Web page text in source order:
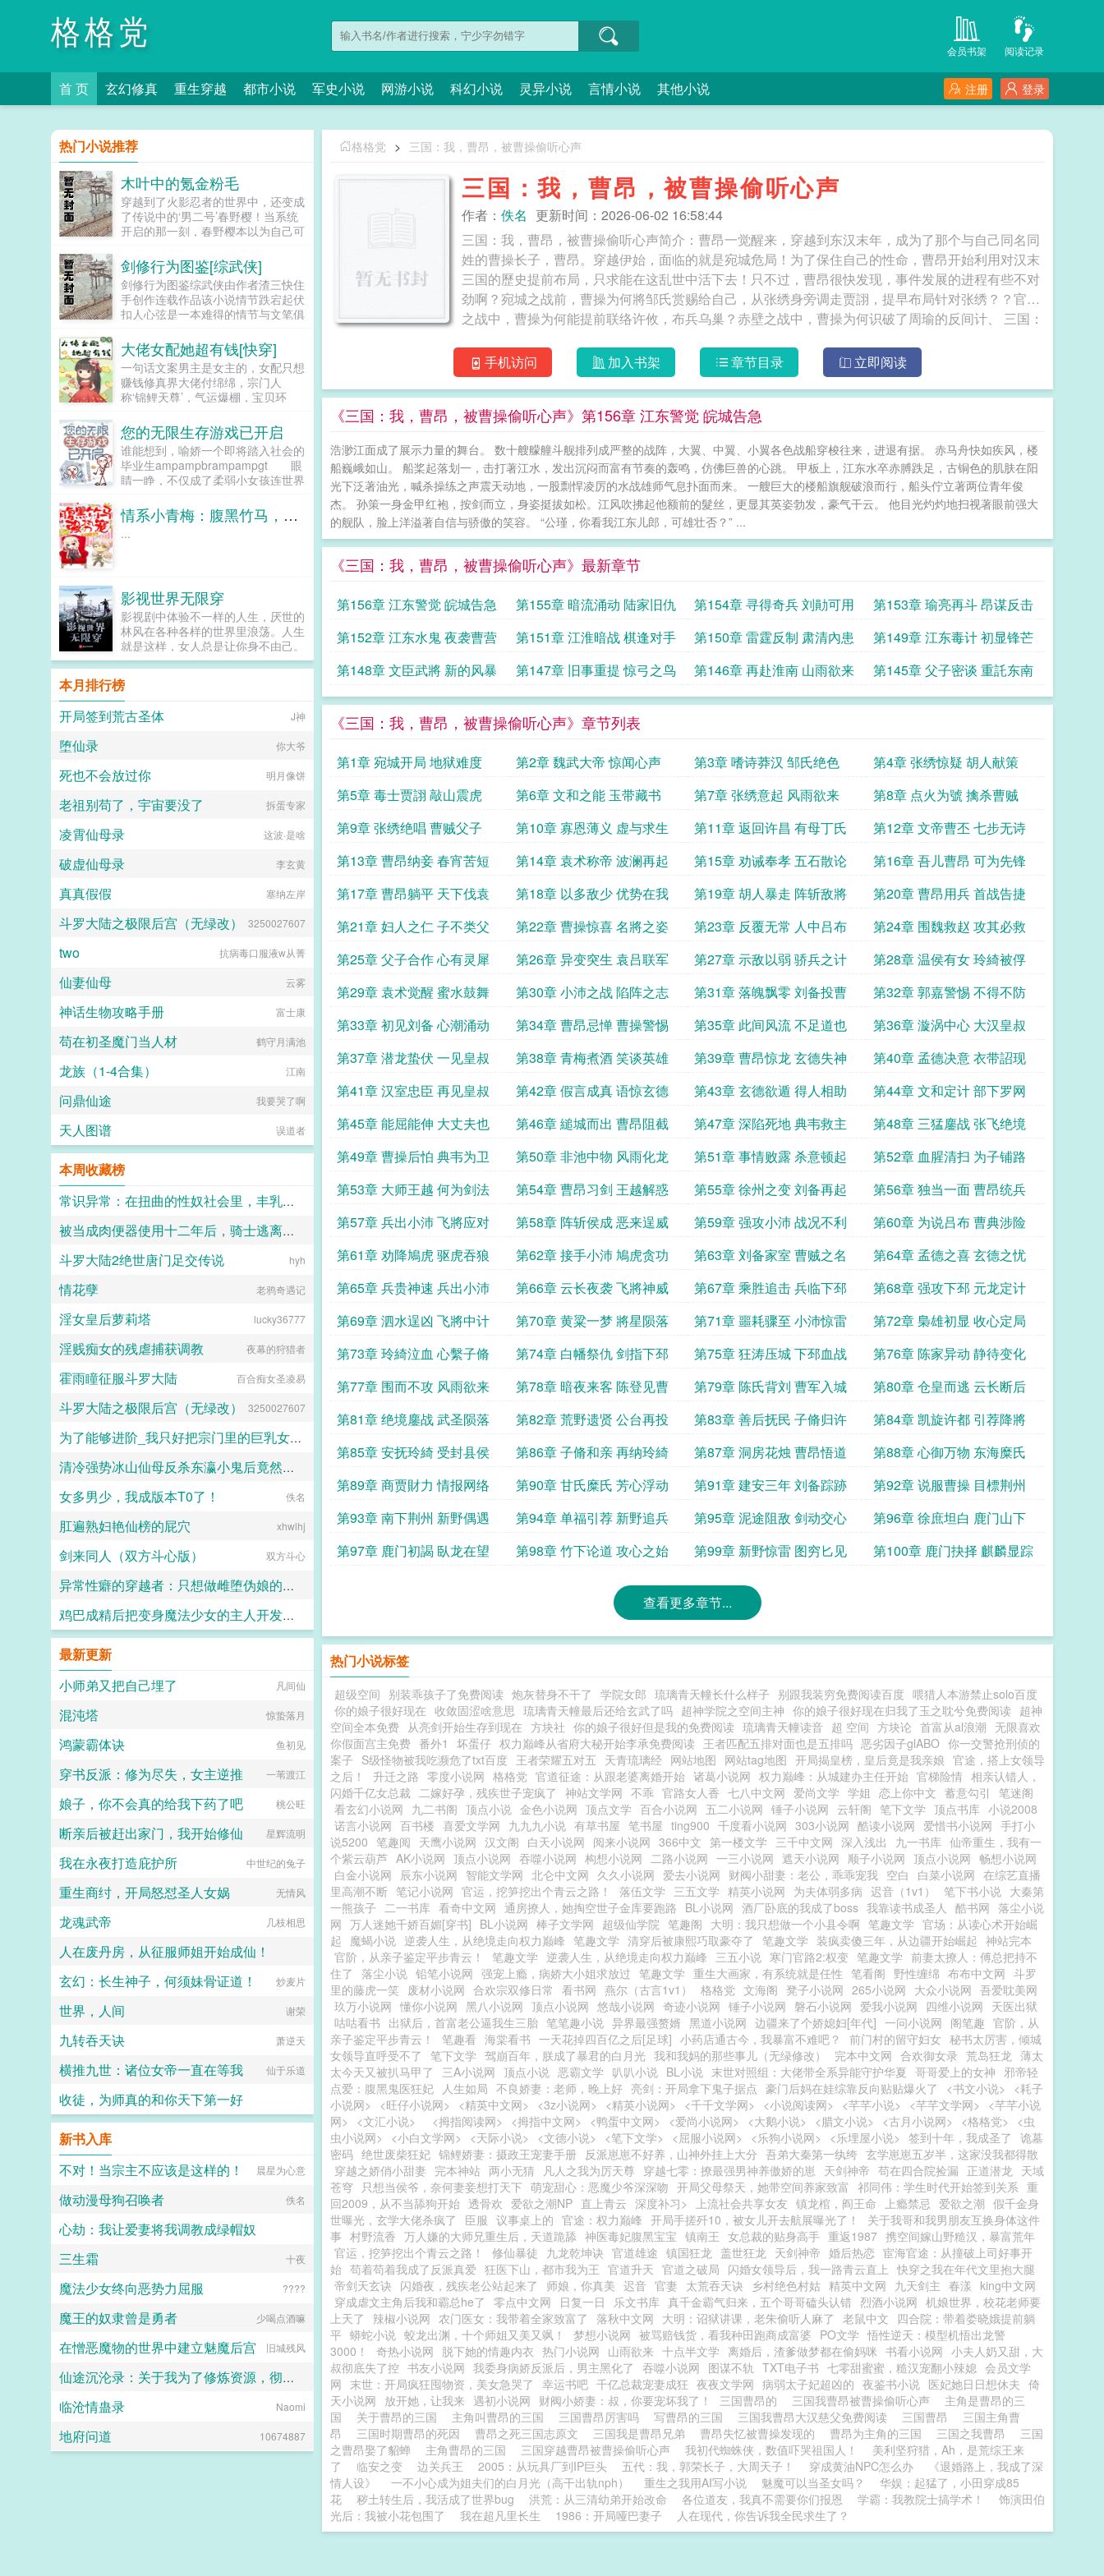
格格党 阅读记录
会员书架
首 页 玄幻修真 重生穿越 都市小说 军史小说 网游小说 科幻小说 灵异小说 言情小说 其他小说 登录
注册
格格党 > 三国：我，曹昂，被曹操偷听心声
三国：我，曹昂，被曹操偷听心声
作者： 佚名 更新时间：2026-06-02 16:58:44
三国：我，曹昂，被曹操偷听心声简介：曹昂一觉醒来，穿越到东汉末年，成为了那个与自己同名同
姓的曹操长子，曹昂。穿越伊始，面临的就是宛城危局！为了保住自己的性命，曹昂开始利用对汉末
三国的歷史提前布局，只求能在这乱世中活下去！只不过，曹昂很快发现，事件发展的进程有些不对
劲啊？宛城之战前，曹操为何將邹氏赏赐给自己，从张绣身旁调走贾詡，提早布局针对张绣？？官渡
之战中，曹操为何能提前联络许攸，布兵乌巢？赤壁之战中，曹操为何识破了周瑜的反间计、 三国：
手机访问
加入书架 章节目录 立即阅读
《三国：我，曹昂，被曹操偷听心声》第156章 江东警觉 皖城告急
浩渺江面成了展示力量的舞台。 数十艘艨艟斗舰排列成严整的战阵，大翼、中翼、小翼各色战船穿梭往来，进退有据。 赤马舟快如疾风，楼
船巍峨如山。 船桨起落划一，击打著江水，发出沉闷而富有节奏的轰鸣，仿佛巨兽的心跳。 甲板上，江东水卒赤膊跌足，古铜色的肌肤在阳
光下泛著油光，喊杀操练之声震天动地，一股剽悍凌厉的水战雄师气息扑面而来。 一艘巨大的楼船旗舰破浪而行，船头佇立著两位青年俊
杰。 孙策一身金甲红袍，按剑而立，身姿挺拔如松。江风吹拂起他额前的髮丝，更显其英姿勃发，豪气干云。 他目光灼灼地扫视著眼前强大
的舰队，脸上洋溢著自信与骄傲的笑容。 “公瑾，你看我江东儿郎，可雄壮否？” ...
《三国：我，曹昂，被曹操偷听心声》最新章节
第156章 江东警觉 皖城告急 第155章 暗流涌动 陆家旧仇 第154章 寻得奇兵 刘勛可用
第153章 瑜亮再斗 昂谋反击
第152章 江东水鬼 夜袭曹营
第151章 江淮暗战 棋逢对手 第150章 雷霆反制 肃清內患
第149章 江东毒计 初显锋芒
第148章 文臣武將 新的风暴
第147章 旧事重提 惊弓之鸟 第146章 再赴淮南 山雨欲来 第145章 父子密谈 重託东南
《三国：我，曹昂，被曹操偷听心声》章节列表
第1章 宛城开局 地狱难度 第2章 魏武大帝 惊闻心声 第3章 嗜诗莽汉 邹氏绝色
第4章 张绣惊疑 胡人献策
第5章 毒士贾詡 敲山震虎
第6章 文和之能 玉带藏书 第7章 张绣意起 风雨欲来
第8章 点火为號 擒杀曹贼
第9章 张绣绝唱 曹贼父子
第10章 寡恩薄义 虚与求生 第11章 返回许昌 有母丁氏
第12章 文帝曹丕 七步无诗
第13章 曹昂纳妾 春宵苦短
第14章 袁术称帝 波澜再起 第15章 劝诫奉孝 五石散论
第16章 吾儿曹昂 可为先锋
第17章 曹昂躺平 天下伐袁
第18章 以多敌少 优势在我 第19章 胡人暴走 阵斩敌將
第20章 曹昂用兵 首战告捷
第21章 妇人之仁 子不类父
第22章 曹操惊喜 名將之姿 第23章 反覆无常 人中吕布
第24章 围魏救赵 攻其必救
第25章 父子合作 心有灵犀
第26章 异变突生 袁吕联军 第27章 示敌以弱 骄兵之计
第28章 温侯有女 玲綺被俘
第29章 袁术觉醒 蜜水鼓舞
第30章 小沛之战 陷阵之志 第31章 落魄飘零 刘备投曹
第32章 郭嘉警惕 不得不防
第33章 初见刘备 心潮涌动
第34章 曹昂忌惮 曹操警惕 第35章 此间风流 不足道也
第36章 漩涡中心 大汉皇叔
第37章 潜龙蛰伏 一见皇叔
第38章 青梅煮酒 笑谈英雄 第39章 曹昂惊龙 玄德失神
第40章 孟德决意 衣带詔现
第41章 汉室忠臣 再见皇叔
第42章 假言成真 语惊玄德 第43章 玄德欲遁 得人相助
第44章 文和定计 部下罗网
第45章 能屈能伸 大丈夫也
第46章 縋城而出 曹昂阻截 第47章 深陷死地 典韦救主
第48章 三猛鏖战 张飞绝境
第49章 曹操后怕 典韦为卫
第50章 非池中物 风雨化龙 第51章 事情败露 杀意顿起
第52章 血腥清扫 为子铺路
第53章 大师王越 何为剑法
第54章 曹昂习剑 王越解惑 第55章 徐州之变 刘备再起
第56章 独当一面 曹昂统兵
第57章 兵出小沛 飞將应对
第58章 阵斩侯成 恶来逞威 第59章 强攻小沛 战况不利
第60章 为说吕布 曹典涉险
第61章 劝降鳩虎 驱虎吞狼
第62章 接手小沛 鳩虎贪功 第63章 刘备家室 曹贼之名
第64章 孟德之喜 玄德之忧
第65章 兵贵神速 兵出小沛
第66章 云长夜袭 飞將神威 第67章 乘胜追击 兵临下邳
第68章 强攻下邳 元龙定计
第69章 泗水逞凶 飞將中计
第70章 黄粱一梦 將星陨落 第71章 噩耗骤至 小沛惊雷
第72章 梟雄初显 收心定局
第73章 玲綺泣血 心繫子脩
第74章 白幡祭仇 剑指下邳 第75章 狂涛压城 下邳血战
第76章 陈家异动 静待变化
第77章 围而不攻 风雨欲来
第78章 暗夜来客 陈登见曹 第79章 陈氏背刘 曹军入城
第80章 仓皇而逃 云长断后
第81章 绝境鏖战 武圣陨落
第82章 荒野遗贤 公台再投 第83章 善后抚民 子脩归许
第84章 凯旋许都 引荐降將
第85章 安抚玲綺 受封县侯
第86章 子脩和亲 再纳玲綺 第87章 洞房花烛 曹昂悟道
第88章 心御万物 东海糜氏
第89章 商贾財力 情报网络
第90章 甘氏糜氏 芳心浮动 第91章 建安三年 刘备踪跡
第92章 说服曹操 目標荆州
第93章 南下荆州 新野偶遇
第94章 单福引荐 新野追兵 第95章 泥途阻敌 剑动交心
第96章 徐庶坦白 鹿门山下
第97章 鹿门初謁 臥龙在望
第98章 竹下论道 攻心之始 第99章 新野惊雷 图穷匕见 第100章 鹿门抉择 麒麟显踪
查看更多章节...
热门小说标签
超级空间 别装乖孩子了免费阅读 炮灰替身不干了 学院女郎 琉璃青天幢长什么样子 别跟我装穷免费阅读百度 喂猎人本游禁止solo百度
你的娘子很好现在 收敛固涩啥意思 琉璃青天幢最后还给玄武了吗 超神学院之空间主神 你的娘子很好现在归我了玉之耽兮免费阅读 超神
空间全本免费 从亮剑开始生存到现在 方块社 你的娘子很好但是我的免费阅读 琉璃青天幢读音 超 空间 方块论 首富从al浪潮 无限喜欢
你假面宫主免费 番外1 坏蛋仔 权力巅峰从省府大秘开始李承免费阅读 王者匹配五排对面也是五排吗 恶劣因子glABO 你一交警抢刑侦的
案子 S级怪物被我吃濒危了txt百度 王者荣耀五对五 天青琉璃经 网站地图 网站tag地图 开局揭皇榜，皇后竟是我亲娘 官途，搭上女领导
之后！
升迁之路 零度小说网 格格党 官道征途：从跟老婆离婚开始 诸葛小说网 权力巅峰：从城建办主任开始 官梯险情 相亲认错人，
闪婚千亿女总裁 二嫁好孕，残疾世子宠疯了 神站文学网 不乖 官路女人香 七八中文网 爱尚文学 学姐 恋上你中文 蓄意勾引
笔迷阁
看玄幻小说网 九二书阁 顶点小说 金色小说网 顶点文学 百合小说网 五二小说网 锤子小说网 云轩阁 笔下文学 顶点书库 小说2008
诺言小说网 百书楼 喜爱文学网 九九九小说 有草书屋 笔书屋 ting900 千度看小说网 303小说网 酷读小说网 爱惜书小说网 手打小
说5200 笔趣阅 天鹰小说网 汉文阁 白天小说网 阅来小说网 366中文 第一楼文学 三千中文网 深入浅出 九一书库 仙帝重生，我有一
个紫云葫芦 AK小说网 顶点小说网 吞噬小说网 构想小说网 二路小说网 一三小说网 遮天小说网 顺子小说网 顶点小说网 畅想小说网
白金小说网 辰东小说网 智能文学网 北仑中文网 久久小说网 爱去小说网 财阀小甜妻：老公，乖乖宠我 空白 白菜小说网 在综艺直播
里高潮不断 笔记小说网 官运，挖笋挖出个青云之路！ 落伍文学 三五文学 精英小说网 为夫体弱多病 迟音（1v1） 笔下书小说 大秦第
一熊孩子 二一书库 看奇中文网 通房撩人，她掏空世子金库要跑路 BL小说网 酒厂卧底的我成了boss 我靠读书成圣人 酷书网 落尘小说
网 万人迷她千娇百媚[穿书] BL小说网 棒子文学网 超级仙学院 笔趣阁 大明：我只想做一个小县令啊 笔趣文学 官场：从读心术开始崛
起 魔蝎小说 逆袭人生，从绝境走向权力巅峰 笔趣文学 清穿后被康熙巧取豪夺了 笔趣文学 装疯卖傻三年，从边疆开始崛起 神站完本
官阶，从亲子鉴定平步青云！
笔趣文学 逆袭人生，从绝境走向权力巅峰 三五小说 寒门官路2:权变 笔趣文学 前妻太撩人：傅总把持不
住了 落尘小说 铅笔小说网 强宠上瘾，病娇大小姐求放过 笔趣文学 重生大画家，有系统就是任性 笔看阁 野性缠绵 布布中文网 斗罗
里的藤虎一笑 废材小说网 合欢宗双修日常 看书网 燕尔（古言1v1） 格格党 文海阁 凳子小说网 265小说网 大众小说网 吾爱耽美网
玖万小说网 懂你小说网 黑八小说网 顶点小说网 悠哉小说网 奇迹小说网 锤子小说网 磐石小说网 爱我小说网 四维小说网 天医出狱
咕咕看书 出狱后，首富老公逼我生三胎 笔笔趣小说 异界最强赘婿 黑道小说网 边疆来了个娇媳妇[年代] 一问小说网 阁笔趣 官阶，从
亲子鉴定平步青云！
笔趣看 海棠看书 一天花掉四百亿之后[足球] 小药店通古今，我暴富不难吧？ 前门村的留守妇女 秘书太厉害，倾城
女领导直呼受不了 笔下文学 驾崩百年，朕成了暴君的白月光 我和我妈的那些事儿（无绿修改） 完本中文网 合欢御女录 荒岛狂龙 薄太
太今天又被扒马甲了
三A小说网 顶点小说 恶霸文学 叭叭小说 BL小说 末世对照组：大佬带全系异能守护华夏 哥哥爱上的女神 邪帝轻
点爱：腹黑鬼医狂妃 人生如局 不良娇妻：老师，晚上好 亮剑：开局拿下鬼子据点 豪门后妈在娃综靠反向贴贴爆火了 <书文小说>
<耗子
小说网>
<旺仔小说网> <精英中文网> <3z小说网> <精英小说网> <千千文学网> <小说阅读网> <芊芊小说> <芊芊文学网>
<芊芊小说
网>
<文汇小说> <拇指阅读网> <拇指中文网> <鸭蛋中文网> <爱尚小说网> <大鹅小说> <腊文小说> <古月小说网> <格格党>
<虫
虫小说网>
<小白文学网> <天际小说> <文德小说> <笔下文学> <屈服小说网> <乐狗小说网> <乐埋屋小说> 签到十年，我成圣了 诡墓
密码 绝世废柴狂妃 锦鲤娇妻：摄政王宠妻手册 反派崽崽不好养，山神外挂上大分 吾弟大秦第一纨绔 玄学崽崽五岁半，这家没我都得散
穿越之娇俏小甜妻 完本神站 两小无猜 凡人之我为厉天尊 穿越七零：撩最强男神养傲娇的崽 天剑神帝 苟在四合院捡漏 正道潜龙 天域
苍穹
只想当侯爷，奈何妻妾想打天下 萌宠甜心：恶魔少爷深深吻 开局父母祭天，她带空间养家致富 祁同伟：学生时代开始签到关系 重
回2009，从不当舔狗开始 透骨欢 爱欲之潮NP 直上青云 深度补习> 上流社会共享女友 镇龙棺，阎王命 上瘾禁忌 爱欲之潮 假千金身
世曝光，玄学大佬杀疯了
臣服 议事桌上的 官途：权力巅峰 开局手搓歼10，被女儿开去航展曝光了！
关于我哥和我男朋友互换身体这件
事 村野流香 万人嫌的大师兄重生后，天道跪舔 神医毒妃腹黑宝宝 镇南王 女总裁的贴身高手 重返1987 携空间嫁山野糙汉，暴富荒年
官运，挖笋挖出个青云之路！
修仙暴徒 九龙乾坤诀 官道雄途 镇国狂龙 盖世狂龙 天剑神帝 婚后热恋 宦海官途：从撞破上司好事开
始 苟着苟着我成了反派真爱 狂医下山，都市我为王 官道升天 官道之破局 闪婚女领导后，我一路青云直上 快穿之我在年代文里抱大腿
帝剑天玄诀 闪婚夜，残疾老公站起来了 师娘，你真美 迟音 官妻 太荒吞天诀 乡村绝色村姑 精英中文网 九天剑主 春漾 king中文网
穿成虐文主角后我和霸总he了 零点中文网 日复一日 乐文书库 真千金霸气归来，五个哥哥磕头认错 烈酒小说网 机娘世界，校花老师要
上天了 辣椒小说网 农门医女：我带着全家致富了 落秋中文网 大明：诏狱讲课，老朱偷听人麻了 老鼠中文 四合院：带着娄晓娥提前躺
平 蟒蛇小说 蛟龙出渊，十个师姐又美又飒！ 梦想小说网 被骂赔钱货，看我种田跑商成富婆 PO文学 悟性逆天：模型机悟出龙警
3000！
奇热小说网 脱下她的情趣内衣 热门小说网 山雨欲来 十点半文学 离婚后，渣爹做梦都在偷妈咪 书看小说网 小夫人奶又甜，大
叔彻底失了控 书友小说网 我委身病娇反派后，男主黑化了 吞噬小说网 图谋不轨 TXT电子书 七零甜蜜蜜，糙汉宠翻小辣媳 会员文学
网 末世：开局疯狂囤物资，美女急哭了 幸运书吧 千亿总裁宠妻成狂 夜夜文学网 病弱太子妃超凶的 夜鉴书小说 医妃她日日想休夫 倚
天小说网 放开她，让我来 遇初小说网 财阀小娇妻：叔，你要宠坏我了！ 三国曹昂的 三国我曹昂被曹操偷听心声
主角是曹昂的三
国
关于曹昂的三国 主角叫曹昂的三国 三国曹昂厉害吗 写曹昂的三国 三国我曹昂大汉慈父免费阅读 三国曹昂
三国主角曹
昂
三国时期曹昂的死因 曹昂之死三国志原文 三国我是曹昂兄弟 曹昂失忆被曹操发现的 曹昂为主角的三国 三国之我曹昂
三国
之曹昂娶了貂蝉
主角曹昂的三国 三国穿越曹昂被曹操偷听心声 我初代蜘蛛侠，数值吓哭祖国人！
美利坚狩猎，Ah，是荒综王来
了
临安之变 边关兵王 2005：从玩具厂到IP巨头 五代：我，郭荣长子，大周天子！ 穿成黄油NPC怎么办
《退婚路上，我成了深
情人设》
一不小心成为姐夫们的白月光（高干出轨nph） 重生之我用AI写小说 魅魔可以当圣女吗？
华娱：起猛了，小田穿成85
花
秽土转生后，我活成了世界bug 洪荒：从三清幼弟开始改命 各位道友，我真不需要你们报恩 学霸：我教院士搞学术！
饰演田伯
光后：我被小花包围了
我在超凡里长生 1986：开局哑巴妻子 人在现代，你告诉我全民求生了？
热门小说推荐
木叶中的氪金粉毛
穿越到了火影忍者的世界中，还变成
了传说中的‘男二号’春野樱！当系统
开启的那一刻，春野樱本以为自己可
一下，为什么她都穿越了，居然还逃
不掉被支配的命运？看着自己那少的
可怜的资产，春野樱的心中瞬间泪流
满面我已经没钱守护木叶了...
剑修行为图鉴[综武侠]
剑修行为图鉴综武侠由作者渣三快住
手创作连载作品该小说情节跌宕起伏
扣人心弦是一本难得的情节与文笔俱
行为图鉴综武侠全文无弹窗的纯文字
在线阅读。...
大佬女配她超有钱[快穿]
一句话文案男主是女主的，女配只想
赚钱修真界大佬付绵绵，宗门人
称‘锦鲤天尊’，气运爆棚，宝贝环
付绵绵就被劈进了存放在须弥戒子角
落里几本落了灰的狗血小说里，成为
了书中的...
您的无限生存游戏已开启
谁能想到，喻娇一个即将踏入社会的
毕业生ampampbrampampgt 眼
睛一睁，不仅成了柔弱小女孩连世界
ampampbrampampgt 前有断肢
残骸遍地，后有凶猛的野兽目露凶
光，她在末日一般的世界熬了七年
情系小青梅：腹黑竹马，强势宠
...
影视世界无限穿
影视剧中体验不一样的人生，厌世的
林风在各种各样的世界里浪荡。人生
就是这样，女人总是让你身不由己。
林风如是说。...
本月排行榜
开局签到荒古圣体
J神
堕仙录 你大爷
死也不会放过你 明月像饼
老祖别苟了，宇宙要没了 拆蛋专家
凌霄仙母录 这波·是啥
破虚仙母录 李玄黄
真真假假 塞纳左岸
斗罗大陆之极限后宫（无绿改） 3250027607
two 抗病毒口服液w从菁
仙妻仙母 云雾
神话生物攻略手册 富士康
苟在初圣魔门当人材 鹤守月满池
龙族（1-4合集） 江南
问鼎仙途 我要哭了啊
天人图谱 误道者
本周收藏榜
常识异常：在扭曲的性奴社会里，丰乳肥臀的肉体会被强制凌辱，破坏，吞食，成为只为雄性服务的绝品肉便器
Ren_Tor
被当成肉便器使用十二年后，骑士逃离了哥布林巢穴
小林牌黑暗打字机
斗罗大陆2绝世唐门足交传说 hyh
情花孽 老鸦奇遇记
淫女皇后萝莉塔 lucky36777
淫贱痴女的残虐捕获调教 夜幕的狩猎者
霍雨瞳征服斗罗大陆 百合痴女圣凌易
斗罗大陆之极限后宫（无绿改） 3250027607
为了能够进阶_我只好把宗门里的巨乳女修全操成精盆母猪
怪ラスボスです
清冷强势冰山仙母反杀东瀛小鬼后竟然要用窑姐都甘拜下风的潮喷白丝足穴来惩戒我？（无绿改）
kkkcccc
女多男少，我成版本T0了！ 佚名
肛遍熟妇艳仙榜的屁穴 xhwlhj
剑来同人（双方斗心版） 双方斗心
异常性癖的穿越者：只想做雌堕伪娘的龙傲天
角质忍者
鸡巴成精后把变身魔法少女的主人开发成肉便器
最新更新
小师弟又把自己埋了
凡间仙
混沌塔 惊蛰落月
鸿蒙霸体诀 鱼初见
穿书反派：修为尽失，女主逆推 一苇渡江
娘子，你不会真的给我下药了吧 桃公旺
断亲后被赶出家门，我开始修仙 星辉流明
我在永夜打造庇护所 中世纪的兔子
重生商纣，开局怒怼圣人女娲 无情风
龙魂武帝 几枝相思
人在废丹房，从征服师姐开始成仙！
伽蓝之梦
玄幻：长生神子，何须妹骨证道！ 炒麦片
世界，人间 谢荣
九转吞天诀 萧逆天
横推九世：诸位女帝一直在等我 仙于乐道
收徒，为师真的和你天下第一好
新书入库
不对！当宗主不应该是这样的！
晨星为心意
做动漫母狗召唤者 佚名
心劫：我让爱妻将我调教成绿帽奴
Drowning Ocean
三生霜 十夜
魔法少女终向恶势力屈服 ????
魔王的奴隶曾是勇者 少喝点酒嘛
在憎恶魔物的世界中建立魅魔后宫 旧城残风
仙途沉沦录：关于我为了修炼资源，彻底恶堕成仙门母畜这件事
画眉桃
临沧情蛊录 Naomi
地府问道 10674887